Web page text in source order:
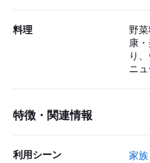
料理
野
康
り
ニュ
特徴・関連情報
利用シーン 家族